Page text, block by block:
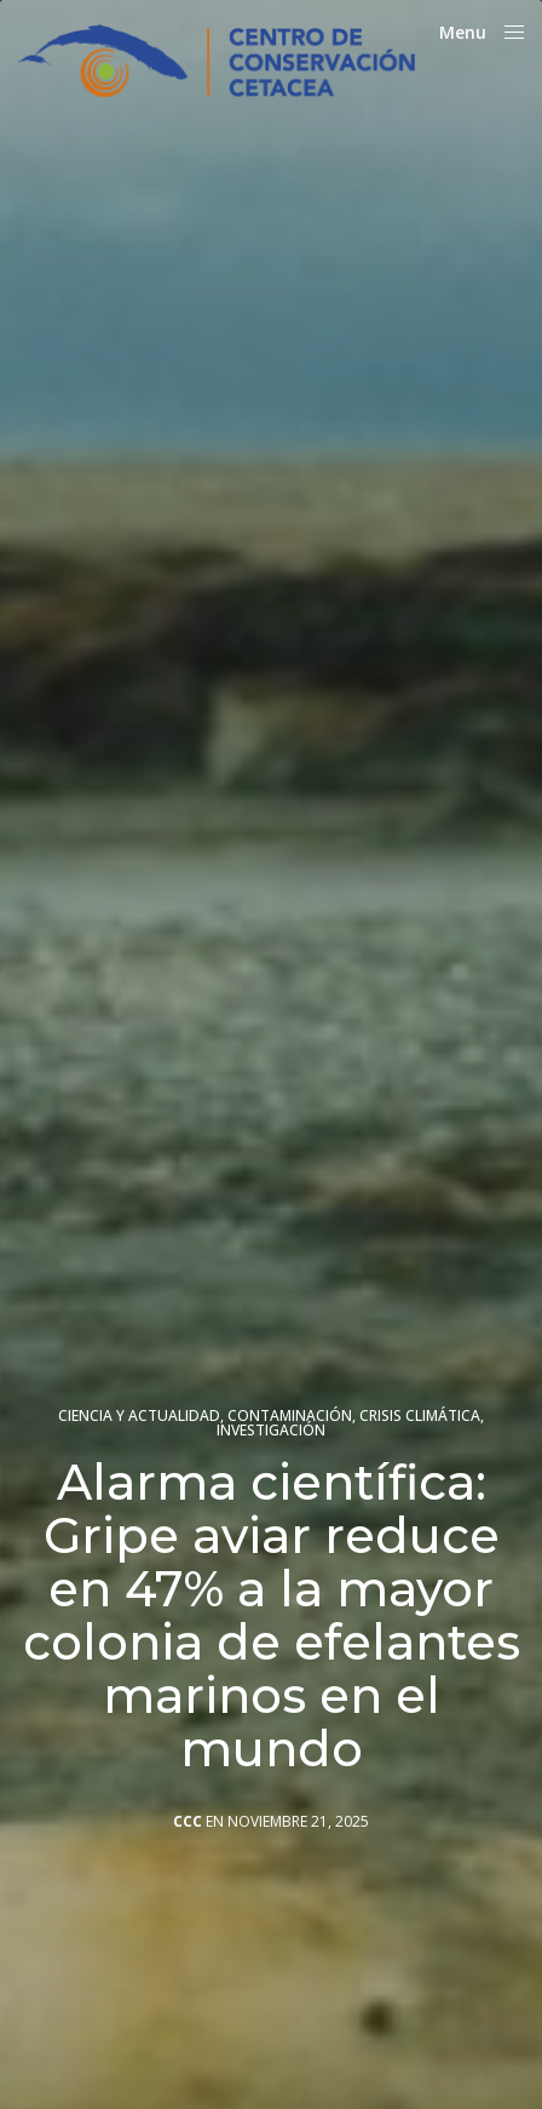
Menu
CIENCIA Y ACTUALIDAD,CONTAMINACIÓN,CRISIS CLIMÁTICA,
INVESTIGACIÓN
Alarma científica:
Gripe aviar reduce
en 47% a la mayor
colonia de efelantes
marinos en el
mundo
CCC EN NOVIEMBRE 21, 2025